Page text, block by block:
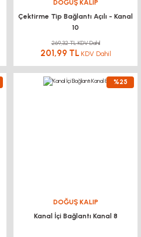
DOĞUŞ KALIP
Çektirme Tip Bağlantı Açılı - Kanal
10
269,32 TL KDV Dahil
201,99 TL KDV Dahil
%25
DOĞUŞ KALIP
Kanal İçi Bağlantı Kanal 8